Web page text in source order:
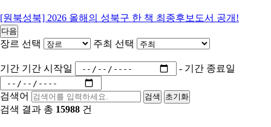
[원북성북] 2026 올해의 성북구 한 책 최종후보도서 공개!
다음
장르 선택 주최 선택
기간 기간 시작일 - 기간 종료일
검색어 검색 초기화
검색 결과 총 15988 건